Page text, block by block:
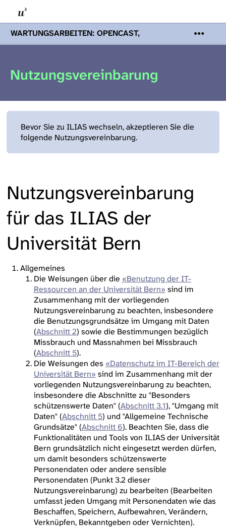
WARTUNGSARBEITEN: OPENCAST,
PODCASTS & TOBIRA
Mi 19. August
Servern werden Ihnen Podcasts,
Opencast-Videos und Tobira nicht zur
Nutzungsvereinbarung
Bevor Sie zu ILIAS wechseln, akzeptieren Sie die
folgende Nutzungsvereinbarung.
Nutzungsvereinbarung
für das ILIAS der
Universität Bern
Allgemeines
Die Weisungen über die «Benutzung der IT-
Ressourcen an der Universität Bern» sind im
Zusammenhang mit der vorliegenden
Nutzungsvereinbarung zu beachten, insbesondere
die Benutzungsgrundsätze im Umgang mit Daten
(Abschnitt 2) sowie die Bestimmungen bezüglich
Missbrauch und Massnahmen bei Missbrauch
(Abschnitt 5).
Die Weisungen des «Datenschutz im IT-Bereich der
Universität Bern» sind im Zusammenhang mit der
vorliegenden Nutzungsvereinbarung zu beachten,
insbesondere die Abschnitte zu "Besonders
schützenswerte Daten" (Abschnitt 3.1), "Umgang mit
Daten" (Abschnitt 5) und "Allgemeine Technische
Grundsätze" (Abschnitt 6). Beachten Sie, dass die
Funktionalitäten und Tools von ILIAS der Universität
Bern grundsätzlich nicht eingesetzt werden dürfen,
um damit besonders schützenswerte
Personendaten oder andere sensible
Personendaten (Punkt 3.2 dieser
Nutzungsvereinbarung) zu bearbeiten (Bearbeiten
umfasst jeden Umgang mit Personendaten wie das
Beschaffen, Speichern, Aufbewahren, Verändern,
Verknüpfen, Bekanntgeben oder Vernichten).